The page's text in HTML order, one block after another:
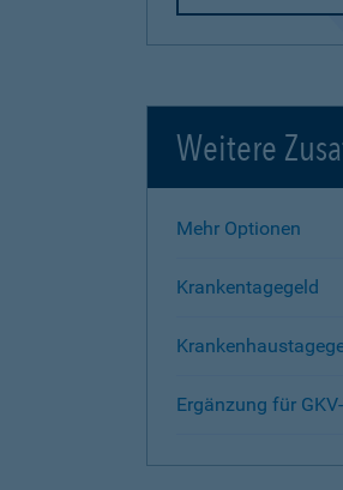
Weitere
Mehr Optionen
Krankentagegeld
Ergänzung für